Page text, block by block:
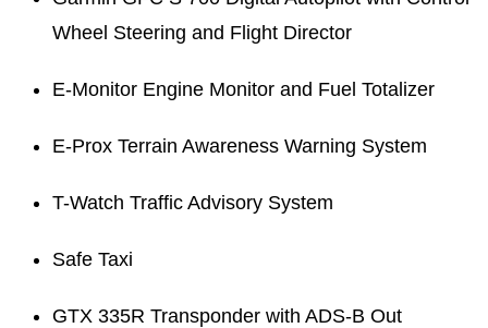
Wheel Steering and Flight Director
E-Monitor Engine Monitor and Fuel Totalizer
E-Prox Terrain Awareness Warning System
T-Watch Traffic Advisory System
Safe Taxi
GTX 335R Transponder with ADS-B Out